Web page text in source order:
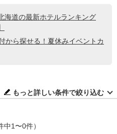
海道の最新ホテルランキング
から探せる！夏休みイベントカ
もっと詳しい条件で絞り込む
中1〜0件）